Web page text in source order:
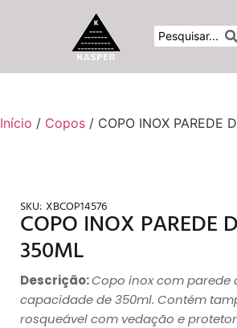
Início / Copos / COPO INOX PAREDE
SKU: XBCOP14576
COPO INOX PAREDE
350ML
Descrição:Copo inox com parede
capacidade de 350ml. Contém
rosqueável com vedação e